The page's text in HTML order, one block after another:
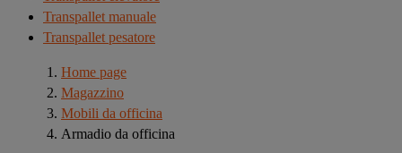
Transpallet manuale
Transpallet pesatore
Home page
Magazzino
Mobili da officina
Armadio da officina